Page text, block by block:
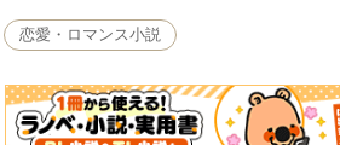
恋愛・ロマンス小説